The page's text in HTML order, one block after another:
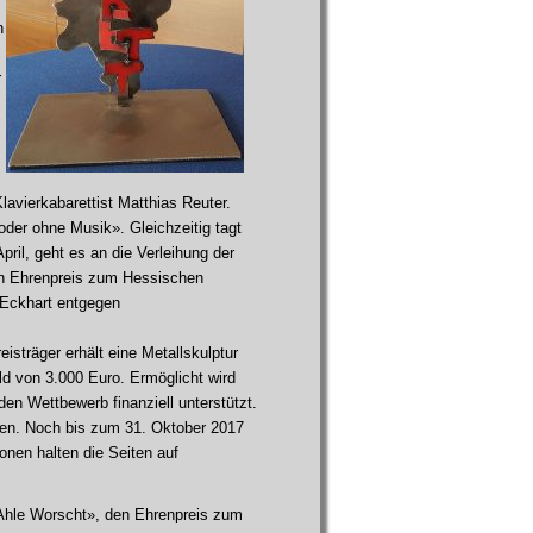
Matthias Reuter.
ohne Musik». Gleichzeitig tagt
geht es an die Verleihung der
Ehrenpreis zum Hessischen
entgegen
erhält eine Metallskulptur
von 3.000 Euro. Ermöglicht wird
Wettbewerb finanziell unterstützt.
Noch bis zum 31. Oktober 2017
halten die Seiten auf
Worscht», den Ehrenpreis zum